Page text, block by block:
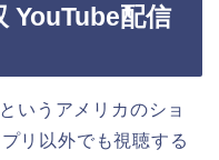
YouTube配信
いうアメリカのショ
リ以外でも視聴する